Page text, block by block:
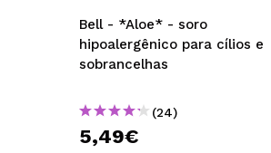
Bell - *Aloe* - soro
hipoalergênico para cílios e
sobrancelhas
(24)
5,49€